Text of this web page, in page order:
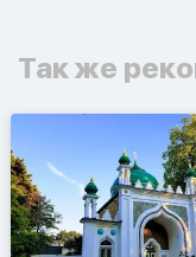
Так же